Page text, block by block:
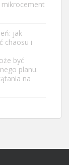
mikrocement
jak
chaosu i
być
planu.
na